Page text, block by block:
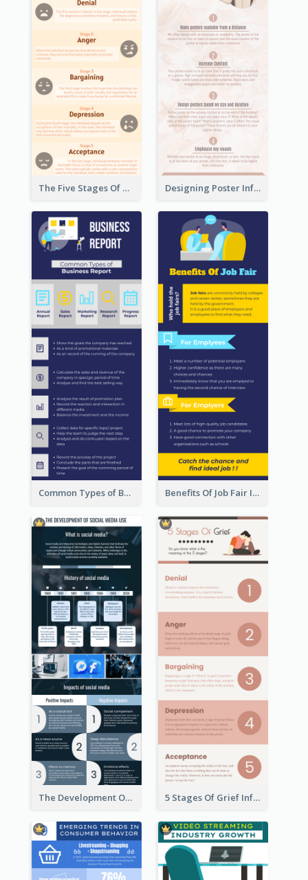
The Five Stages Of The Grief Model Infographic Designing Poster Infographic
Common Types of Business Report Infographic Benefits Of Job Fair Infographic
The Development Of Social Media Use Infographic 5 Stages Of Grief Infographic (With Explanation))